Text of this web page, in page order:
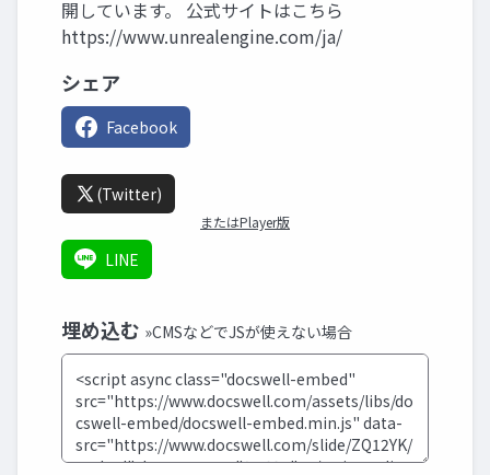
開しています。 公式サイトはこちら
https://www.unrealengine.com/ja/
シェア
Facebook
(Twitter)
またはPlayer版
LINE
埋め込む »CMSなどでJSが使えない場合